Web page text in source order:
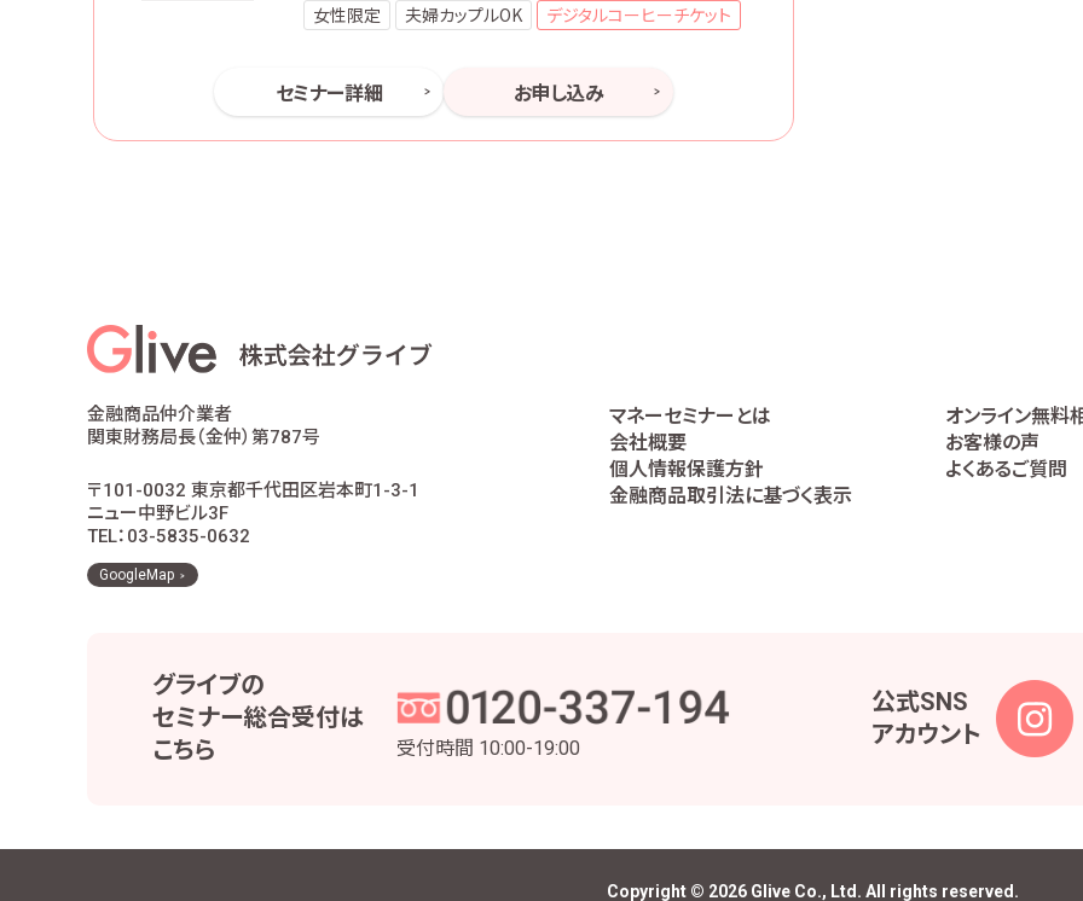
女性限定 夫婦カップルOK デジタルコーヒーチケット
セミナー詳細 お申し込み
金融商品仲介業者
関東財務局長（金仲）第787号
〒101-0032 東京都千代田区岩本町1-3-1
ニュー中野ビル3F
TEL：03-5835-0632
GoogleMap
マネーセミナーとは オンライン無料
会社概要
お客様の声
個人情報保護方針
よくあるご質問
金融商品取引法に基づく表示
グライブの
セミナー総合受付は
こちら
受付時間 10:00-19:00
公式SNS
アカウント
Copyright © 2026 Glive Co., Ltd. All rights reserved.